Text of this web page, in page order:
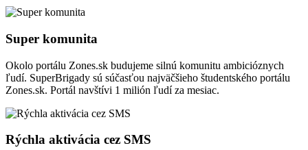
Super komunita
Okolo portálu Zones.sk budujeme silnú komunitu ambicióznych
ľudí. SuperBrigady sú súčasťou najväčšieho študentského portálu
Zones.sk. Portál navštívi 1 milión ľudí za mesiac.
Rýchla aktivácia cez SMS